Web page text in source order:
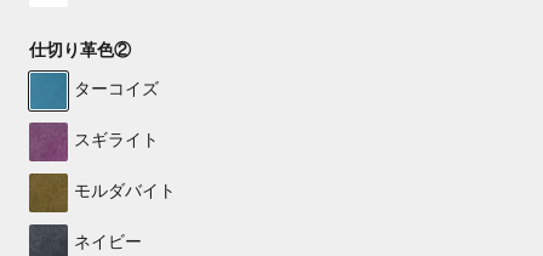
仕切り革色②
ターコイズ
スギライト
モルダバイト
ネイビー